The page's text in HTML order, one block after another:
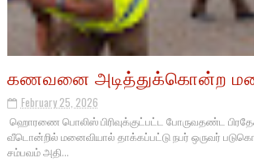
கணவனை அடித்துக்கொன்ற
February 25, 2026
ஹொரணை பொலிஸ் பிரிவுக்குட்பட்ட போருவதண்ட
வீடொன்றில் மனைவியால் தாக்கப்பட்டு நபர் ஒருவர்
சம்பவம் அதி...